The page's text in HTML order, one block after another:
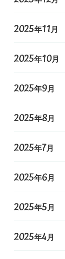
2025年11月
2025年10月
2025年9月
2025年8月
2025年7月
2025年6月
2025年5月
2025年4月